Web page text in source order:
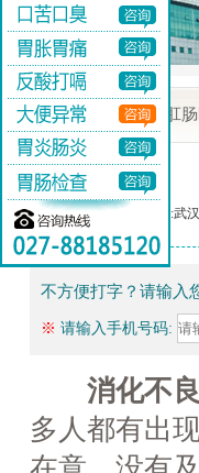
当前位置: 武汉博仕肛
来源:
不方便打字？请输入
※ 请输入手机号码:
消化不
多人都有出